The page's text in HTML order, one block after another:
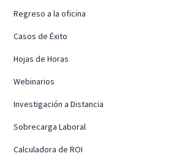
Regreso a la oficina
Casos de Éxito
Hojas de Horas
Webinarios
Investigación a Distancia
Sobrecarga Laboral
Calculadora de ROI